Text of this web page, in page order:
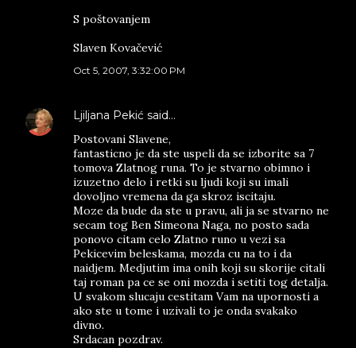
S poštovanjem
Slaven Kovačević
Oct 5, 2007, 3:32:00 PM
Ljiljana Pekić said…
Postovani Slavene,
fantasticno je da ste uspeli da se izborite sa 7
tomova Zlatnog runa. To je stvarno obimno i
izuzetno delo i retki su ljudi koji su imali
dovoljno vremena da ga skroz iscitaju.
Moze da bude da ste u pravu, ali ja se stvarno ne
secam tog Ben Simeona Naga, no posto sada
ponovo citam celo Zlatno runo u vezi sa
Pekicevim beleskama, mozda cu na to i da
naidjem. Medjutim ima onih koji su skorije citali
taj roman pa ce se oni mozda i setiti tog detalja.
U svakom slucaju cestitam Vam na upornosti a
ako ste u tome i uzivali to je onda svakako
divno.
Srdacan pozdrav.